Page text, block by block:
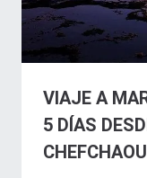
VIAJE A
5 DÍAS